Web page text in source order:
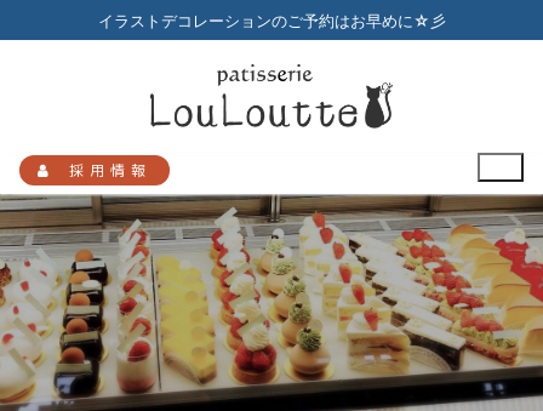
ン
ス
キ
ッ
プ
イラストデコレーションのご予約はお早めに☆彡
採用情報
検
索:
HOME